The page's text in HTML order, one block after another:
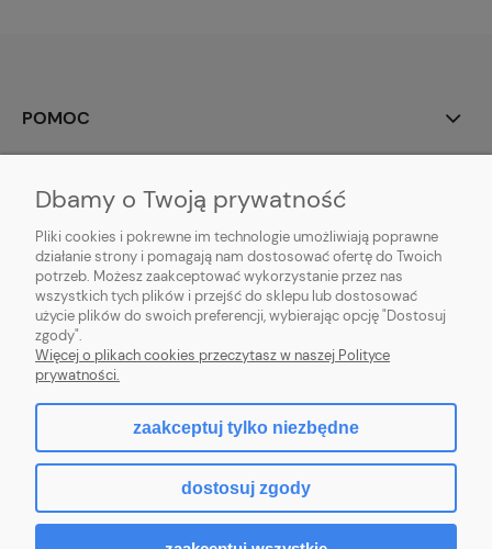
POMOC
PŁATNOŚCI I DOSTAWA
INFORMACJE
O NAS
Sklep internetowy Shoper.pl
Dbamy o Twoją prywatność
Pliki cookies i pokrewne im technologie umożliwiają poprawne
działanie strony i pomagają nam dostosować ofertę do Twoich
potrzeb. Możesz zaakceptować wykorzystanie przez nas
wszystkich tych plików i przejść do sklepu lub dostosować
użycie plików do swoich preferencji, wybierając opcję "Dostosuj
zgody".
Więcej o plikach cookies przeczytasz w naszej Polityce
prywatności.
zaakceptuj tylko niezbędne
dostosuj zgody